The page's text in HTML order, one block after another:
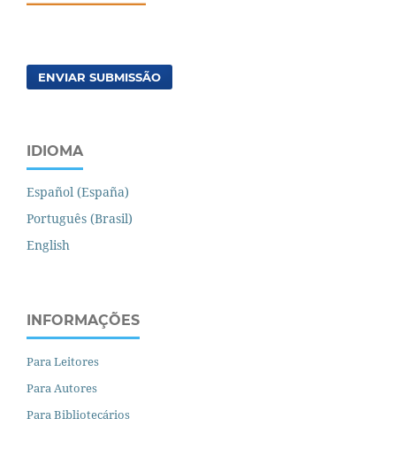
ENVIAR SUBMISSÃO
IDIOMA
Español (España)
Português (Brasil)
English
INFORMAÇÕES
Para Leitores
Para Autores
Para Bibliotecários